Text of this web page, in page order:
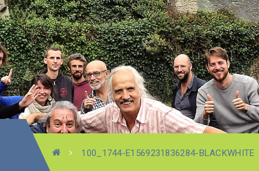
100_1744-E1569231836284-BLACKWHITE